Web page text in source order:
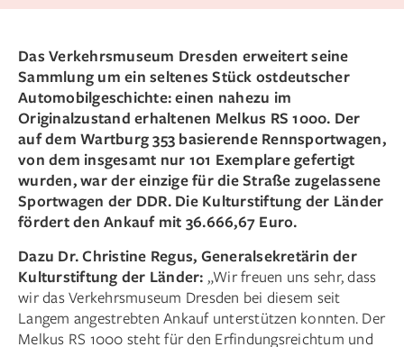
Das Verkehrsmuseum Dresden erweitert seine
Sammlung um ein seltenes Stück ostdeutscher
Automobilgeschichte: einen nahezu im
Originalzustand erhaltenen Melkus RS 1000. Der
auf dem Wartburg 353 basierende Rennsportwagen,
von dem insgesamt nur 101 Exemplare gefertigt
wurden, war der einzige für die Straße zugelassene
Sportwagen der DDR. Die Kulturstiftung der Länder
fördert den Ankauf mit 36.666,67 Euro.
Dazu Dr. Christine Regus, Generalsekretärin der
Kulturstiftung der Länder: „Wir freuen uns sehr, dass
wir das Verkehrsmuseum Dresden bei diesem seit
Langem angestrebten Ankauf unterstützen konnten. Der
Melkus RS 1000 steht für den Erfindungsreichtum und